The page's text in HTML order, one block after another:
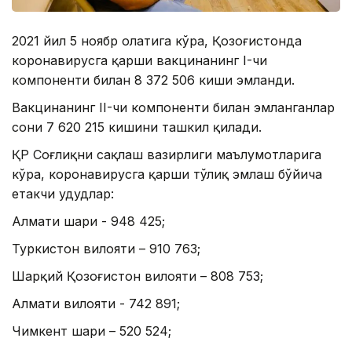
2021 йил 5 ноябр ҳолатига кўра, Қозоғистонда
коронавирусга қарши вакцинанинг I-чи
компоненти билан 8 372 506 киши эмланди.
Вакцинанинг II-чи компоненти билан эмланганлар
сони 7 620 215 кишини ташкил қилади.
ҚР Соғлиқни сақлаш вазирлиги маълумотларига
кўра, коронавирусга қарши тўлиқ эмлаш бўйича
етакчи ҳудудлар:
Алмати шаҳри - 948 425;
Туркистон вилояти – 910 763;
Шарқий Қозоғистон вилояти – 808 753;
Алмати вилояти - 742 891;
Чимкент шаҳри – 520 524;